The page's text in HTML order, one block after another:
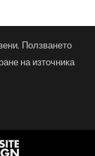
Ползването
на източника